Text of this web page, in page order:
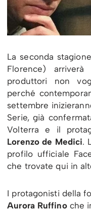
La seconda
Florence)
produttori non
perché
settembre
Serie, già
Volterra e il
Lorenzo de Medici.
profilo ufficiale
che trovate qui in
I protagonisti della
Aurora Ruffinoche